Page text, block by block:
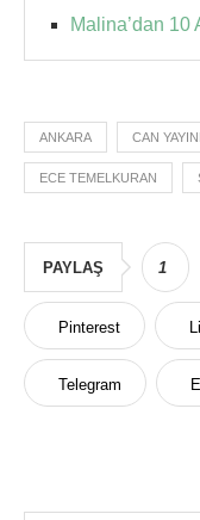
Malina’dan 10
ANKARA CAN
ECE TEMELKURAN
PAYLAŞ 1
Pinterest
Telegram